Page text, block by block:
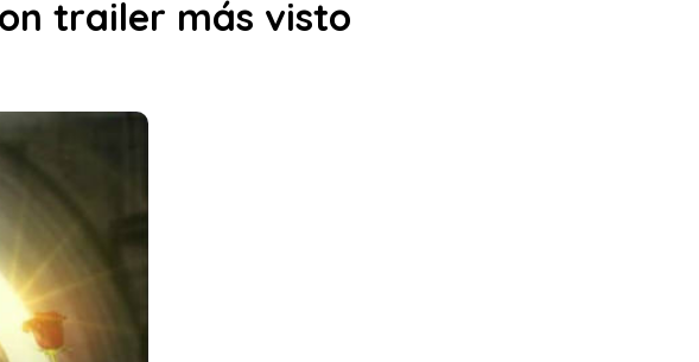
trailer más visto